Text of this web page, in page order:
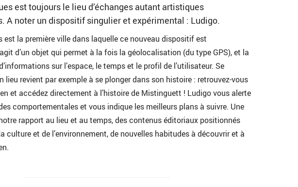
est toujours le lieu d’échanges autant artistiques
A noter un dispositif singulier et expérimental : Ludigo.
est la première ville dans laquelle ce nouveau dispositif est
d’un objet qui permet à la fois la géolocalisation (du type GPS), et la
sur l’espace, le temps et le profil de l’utilisateur. Se
lieu revient par exemple à se plonger dans son histoire : retrouvez-vous
et accédez directement à l’histoire de Mistinguett ! Ludigo vous alerte
comportementales et vous indique les meilleurs plans à suivre. Une
rapport au lieu et au temps, des contenus éditoriaux positionnés
culture et de l’environnement, de nouvelles habitudes à découvrir et à